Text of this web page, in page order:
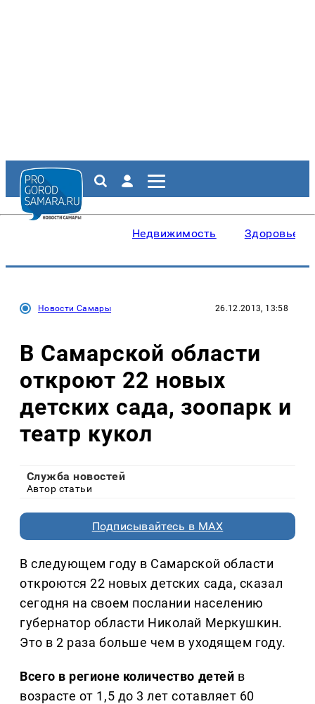
Недвижимость Здоровье
Новости Самары 26.12.2013, 13:58
В Самарской области
откроют 22 новых
детских сада, зоопарк и
театр кукол
Служба новостей
Автор статьи
Подписывайтесь в MAX
В следующем году в Самарской области
откроются 22 новых детских сада, сказал
сегодня на своем послании населению
губернатор области Николай Меркушкин.
Это в 2 раза больше чем в уходящем году.
Всего в регионе количество детей в
возрасте от 1,5 до 3 лет сотавляет 60